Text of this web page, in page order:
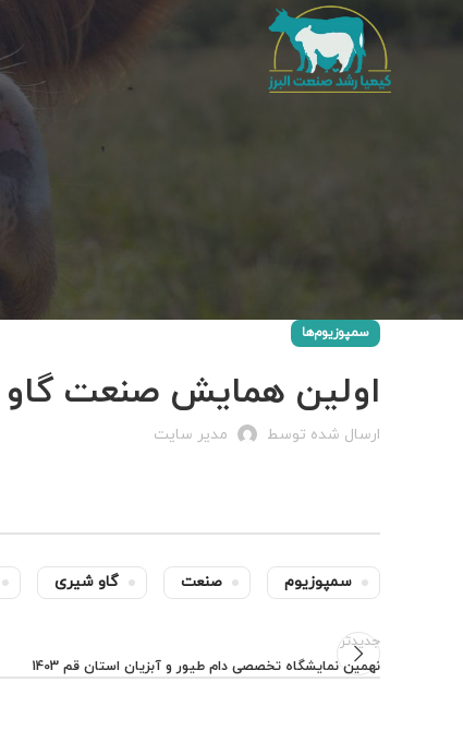
سمپوزیوم‌ها
اولین همایش صنعت گاو
ارسال شده توسط مدیر سایت
سمپوزیوم صنعت گاو شیری
جدیدتر
نهمین نمایشگاه تخصصی دام طیور و آبزیان استان قم 1403